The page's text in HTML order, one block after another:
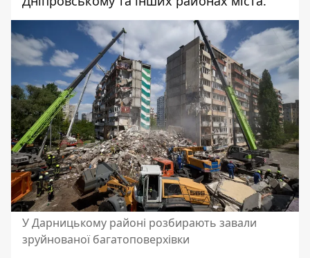
У Дарницькому районі розбирають завали
зруйнованої багатоповерхівки